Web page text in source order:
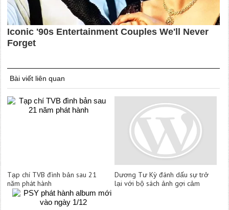
Bài viết liên quan
Tạp chí TVB đình bản sau 21
năm phát hành
Dương Tư Kỳ đánh dấu sự trở
lại với bộ sách ảnh gợi cảm